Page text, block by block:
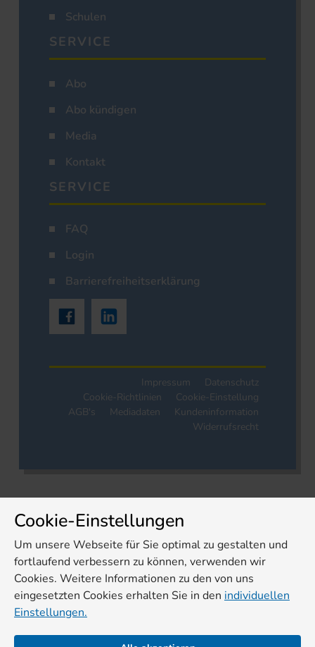
Schulen
SERVICE
Abo
Abo kündigen
Media
Kontakt
SERVICE
FAQ
Login
Barrierefreiheitserklärung
Impressum
Datenschutz
Cookie-Richtlinien
Cookie-Einstellung
AGB's
Mediadaten
Kundeninformation
Widerrufsrecht
Cookie-Einstellungen
Um unsere Webseite für Sie optimal zu gestalten und
fortlaufend verbessern zu können, verwenden wir
Cookies. Weitere Informationen zu den von uns
eingesetzten Cookies erhalten Sie in den individuellen
Einstellungen.